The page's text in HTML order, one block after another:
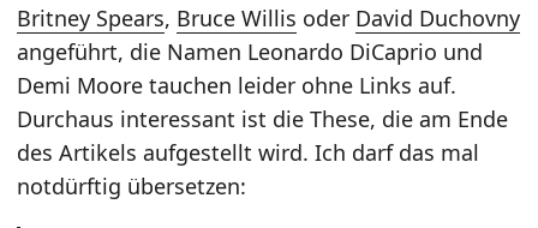
Britney Spears, Bruce Willis oder David Duchovny
angeführt, die Namen Leonardo DiCaprio und
Demi Moore tauchen leider ohne Links auf.
Durchaus interessant ist die These, die am Ende
des Artikels aufgestellt wird. Ich darf das mal
notdürftig übersetzen: